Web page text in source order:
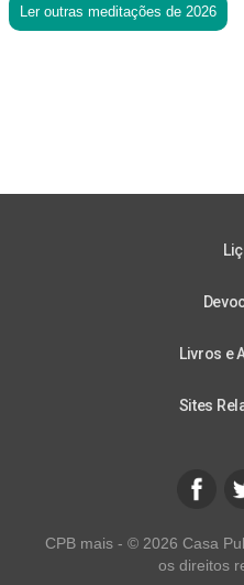
Ler outras meditações de 2026
Livros e
Sites
CPB mais - © 2026 Casa
os direitos